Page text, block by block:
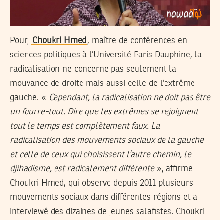
Pour, Choukri Hmed , maître de conférences en
sciences politiques à l’Université Paris Dauphine, la
radicalisation ne concerne pas seulement la
mouvance de droite mais aussi celle de l’extrême
gauche. « Cependant, la radicalisation ne doit pas être
un fourre-tout. Dire que les extrêmes se rejoignent
tout le temps est complètement faux. La
radicalisation des mouvements sociaux de la gauche
et celle de ceux qui choisissent l’autre chemin, le
djihadisme, est radicalement différente», affirme
Choukri Hmed, qui observe depuis 2011 plusieurs
mouvements sociaux dans différentes régions et a
interviewé des dizaines de jeunes salafistes. Choukri